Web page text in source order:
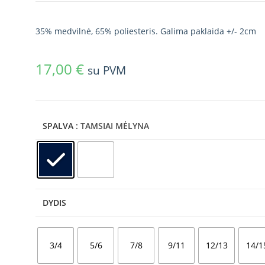
35% medvilnė, 65% poliesteris. Galima paklaida +/- 2cm
17,00 € su PVM
SPALVA : TAMSIAI MĖLYNA
DYDIS
3/4 5/6 7/8 9/11 12/13 14/